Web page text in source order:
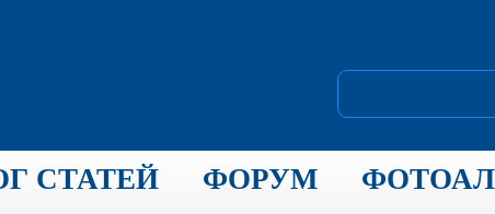
СТАТЕЙ ФОРУМ